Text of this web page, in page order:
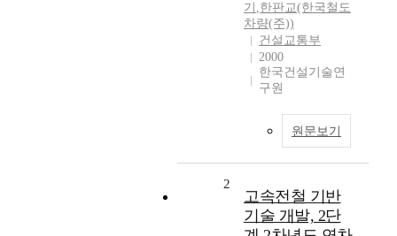
기 ,한판교(한국철도
차량(주))
건설교통부
2000
한국건설기술연
구원
원문보기
2
고속전철 기반
기술 개발, 2단